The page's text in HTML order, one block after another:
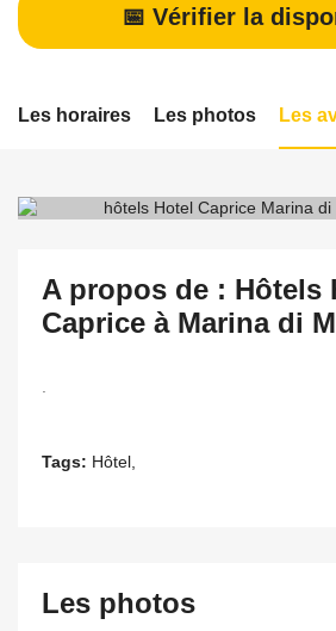
📅 Vérifier la
Les horaires Les photos Les
A propos de : Hôtels
Caprice à Marina di
Tags: Hôtel,
Les photos